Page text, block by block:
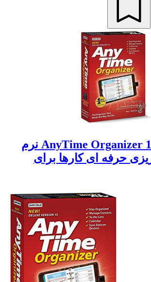
دانلود AnyTime Organizer 16.1.9.0 نرم
ریزی حرفه ای کارها برای